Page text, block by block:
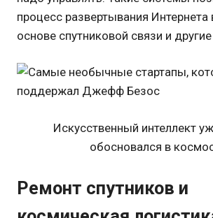
процесс развертывания Интернета
основе спутниковой связи и
Искусственный интеллект
обосновался в
Ремонт спутников и